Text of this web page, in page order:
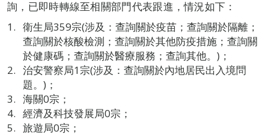
詢，已即時轉線至相關部門代表跟進，情況如下：
衛生局359宗(涉及：查詢關於疫苗；查詢關於隔離；
查詢關於核酸檢測；查詢關於其他防疫措施；查詢關
於健康碼；查詢關於醫療服務；查詢其他。)；
治安警察局1宗(涉及：查詢關於內地居民出入境問
題。)；
海關0宗；
經濟及科技發展局0宗；
旅遊局0宗；